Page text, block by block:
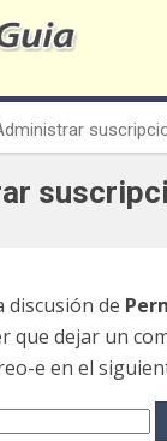
discusión de
que dejar un
e en el